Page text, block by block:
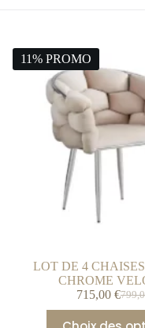
11% PROMO
LOT DE 4
CHROME
715,00 €